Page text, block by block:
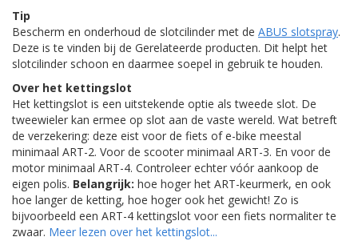
Tip
Bescherm en onderhoud de slotcilinder met de ABUS slotspray.
Deze is te vinden bij de Gerelateerde producten. Dit helpt het
slotcilinder schoon en daarmee soepel in gebruik te houden.
Over het kettingslot
Het kettingslot is een uitstekende optie als tweede slot. De
tweewieler kan ermee op slot aan de vaste wereld. Wat betreft
de verzekering: deze eist voor de fiets of e-bike meestal
minimaal ART-2. Voor de scooter minimaal ART-3. En voor de
motor minimaal ART-4. Controleer echter vóór aankoop de
eigen polis. Belangrijk: hoe hoger het ART-keurmerk, en ook
hoe langer de ketting, hoe hoger ook het gewicht! Zo is
bijvoorbeeld een ART-4 kettingslot voor een fiets normaliter te
zwaar. Meer lezen over het kettingslot...